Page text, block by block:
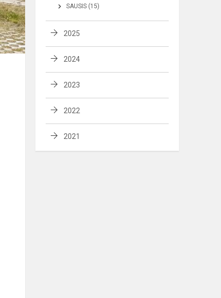
SAUSIS (15)
2025
2024
2023
2022
2021